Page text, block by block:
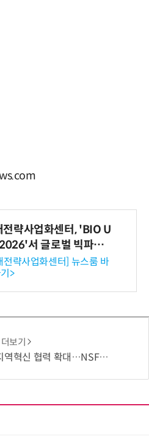
전략사업화센터, 'BIO U
서 글로벌 빅파마
비즈니스 미팅 지원…K
오 해외 진출 교두보 확
전략사업화센터] 뉴스룸 바
>
보기
확대…NSF와 반도체·우주항공 연계 모색